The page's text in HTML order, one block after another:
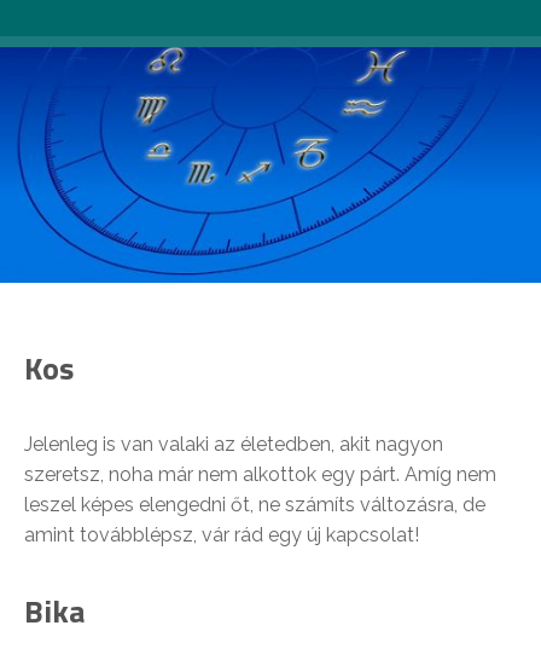
Kos
Jelenleg is van valaki az életedben, akit nagyon
szeretsz, noha már nem alkottok egy párt. Amíg nem
leszel képes elengedni őt, ne számíts változásra, de
amint továbblépsz, vár rád egy új kapcsolat!
Bika